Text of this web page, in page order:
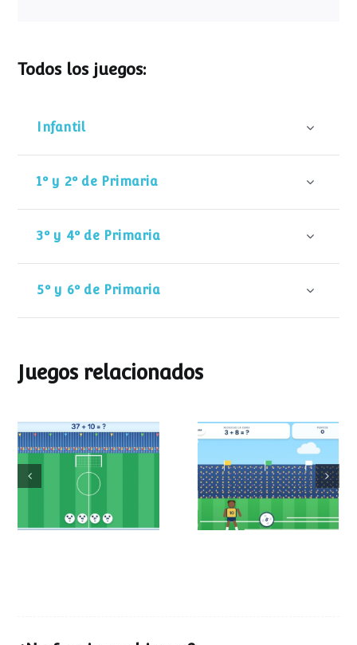
Todos los juegos:
Infantil
1º y 2º de Primaria
3º y 4º de Primaria
5º y 6º de Primaria
Juegos relacionados
Mundial de
operaciones
Partido de sumas